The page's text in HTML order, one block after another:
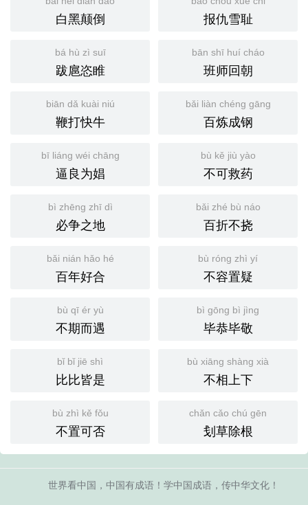
白黑颠倒 报仇雪耻
bá hù zì suī
跋扈恣睢
bān shī huí cháo
班师回朝
biān dǎ kuài niú
鞭打快牛
bǎi liàn chéng gāng
百炼成钢
bī liáng wéi chāng
逼良为娼
bù kě jiù yào
不可救药
bì zhēng zhī dì
必争之地
bǎi zhé bù náo
百折不挠
bǎi nián hǎo hé
百年好合
bù róng zhì yí
不容置疑
bù qī ér yù
不期而遇
bì gōng bì jìng
毕恭毕敬
bǐ bǐ jiē shì
比比皆是
bù xiāng shàng xià
不相上下
bù zhì kě fǒu
不置可否
chǎn cǎo chú gēn
刬草除根
世界看中国，中国有成语！学中国成语，传中华文化！